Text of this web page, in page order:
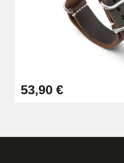
Kit
Boîte
53,90 €